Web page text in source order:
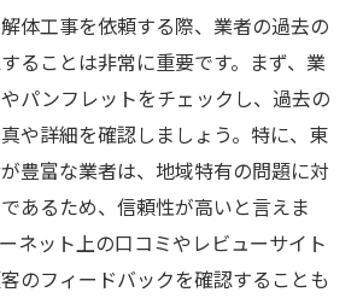
体工事を依頼する際、業者の過去の
ることは非常に重要です。まず、業
パンフレットをチェックし、過去の
や詳細を確認しましょう。特に、東
豊富な業者は、地域特有の問題に対
あるため、信頼性が高いと言えま
ネット上の口コミやレビューサイト
のフィードバックを確認することも